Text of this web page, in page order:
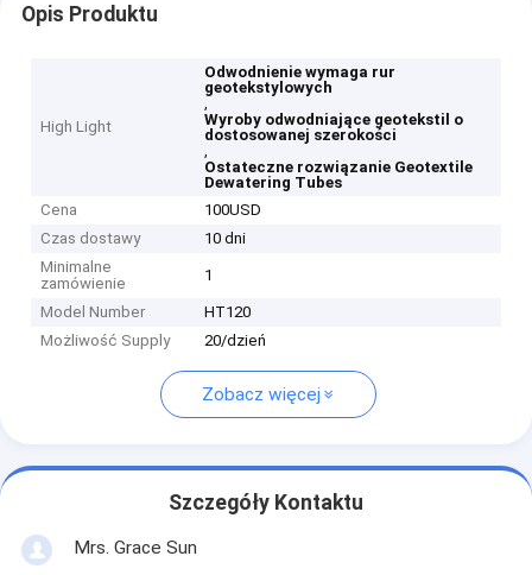
Opis Produktu
High Light
Odwodnienie wymaga rur
geotekstylowych
,
Wyroby odwodniające geotekstil o
dostosowanej szerokości
,
Ostateczne rozwiązanie Geotextile
Dewatering Tubes
Cena
100USD
Czas dostawy
10 dni
Minimalne
zamówienie
1
Model Number
HT120
Możliwość Supply
20/dzień
Zobacz więcej
Szczegóły Kontaktu
Mrs. Grace Sun